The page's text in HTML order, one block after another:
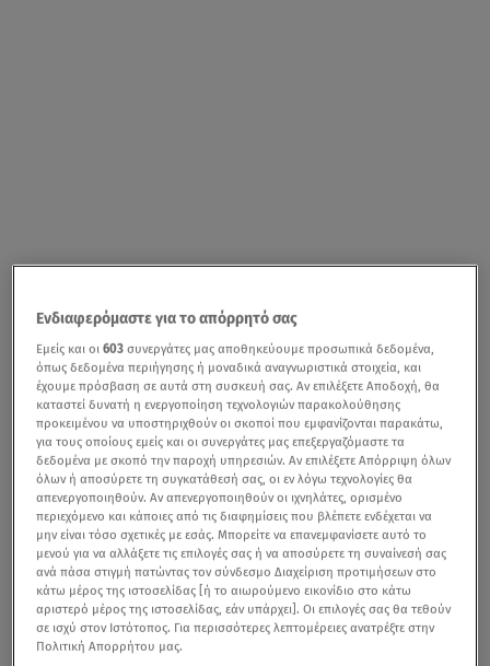
Ενδιαφερόμαστε για το απόρρητό σας
Εμείς και οι603 συνεργάτες μας αποθηκεύουμε προσωπικά δεδομένα,
όπως δεδομένα περιήγησης ή μοναδικά αναγνωριστικά στοιχεία, και
έχουμε πρόσβαση σε αυτά στη συσκευή σας. Αν επιλέξετε Αποδοχή, θα
καταστεί δυνατή η ενεργοποίηση τεχνολογιών παρακολούθησης
προκειμένου να υποστηριχθούν οι σκοποί που εμφανίζονται παρακάτω,
για τους οποίους εμείς και οι συνεργάτες μας επεξεργαζόμαστε τα
δεδομένα με σκοπό την παροχή υπηρεσιών. Αν επιλέξετε Απόρριψη όλων
όλων ή αποσύρετε τη συγκατάθεσή σας, οι εν λόγω τεχνολογίες θα
απενεργοποιηθούν. Αν απενεργοποιηθούν οι ιχνηλάτες, ορισμένο
περιεχόμενο και κάποιες από τις διαφημίσεις που βλέπετε ενδέχεται να
μην είναι τόσο σχετικές με εσάς. Μπορείτε να επανεμφανίσετε αυτό το
μενού για να αλλάξετε τις επιλογές σας ή να αποσύρετε τη συναίνεσή σας
ανά πάσα στιγμή πατώντας τον σύνδεσμο Διαχείριση προτιμήσεων στο
κάτω μέρος της ιστοσελίδας [ή το αιωρούμενο εικονίδιο στο κάτω
αριστερό μέρος της ιστοσελίδας, εάν υπάρχει]. Οι επιλογές σας θα τεθούν
σε ισχύ στον Ιστότοπος. Για περισσότερες λεπτομέρειες ανατρέξτε στην
Πολιτική Απορρήτου μας.